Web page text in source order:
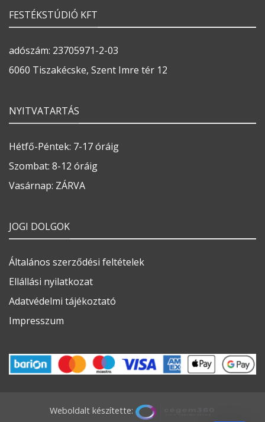
FESTÉKSTÚDIÓ KFT
adószám: 23705971-2-03
6060 Tiszakécske, Szent Imre tér 12
NYITVATARTÁS
Hétfő-Péntek: 7-17 óráig
Szombat: 8-12 óráig
Vasárnap: ZÁRVA
JOGI DOLGOK
Általános szerződési feltételek
Ellállási nyilatkozat
Adatvédelmi tájékoztató
Impresszum
Weboldalt készítette: